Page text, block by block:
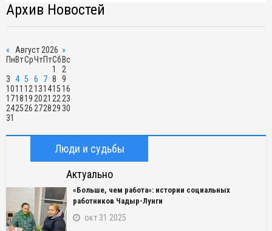
Архив Новостей
« Август 2026 »
ПнВтСрЧтПтСб Вс
1
2
3 4 5 6 7 8
9
1011 1213141516
171819 2021 22 23
242526 27282930
31
Люди и судьбы
Актуально
«Больше, чем работа»: истории социальных
работников Чадыр-Лунги
окт 31 2025